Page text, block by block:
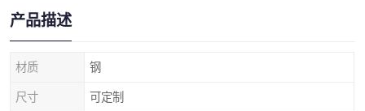
产品描述
材质 钢
尺寸 可定制